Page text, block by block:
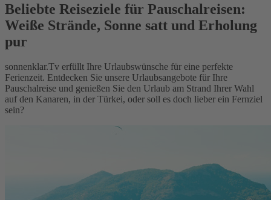
Beliebte Reiseziele für Pauschalreisen:
Weiße Strände, Sonne satt und Erholung
pur
sonnenklar.Tv erfüllt Ihre Urlaubswünsche für eine perfekte
Ferienzeit. Entdecken Sie unsere Urlaubsangebote für Ihre
Pauschalreise und genießen Sie den Urlaub am Strand Ihrer Wahl
auf den Kanaren, in der Türkei, oder soll es doch lieber ein Fernziel
sein?